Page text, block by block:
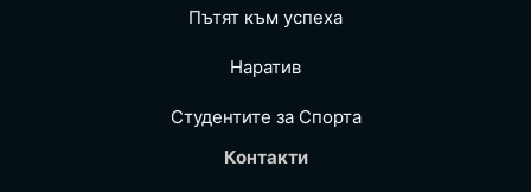
Пътят към успеха
Наратив
Студентите за Спортa
Контакти